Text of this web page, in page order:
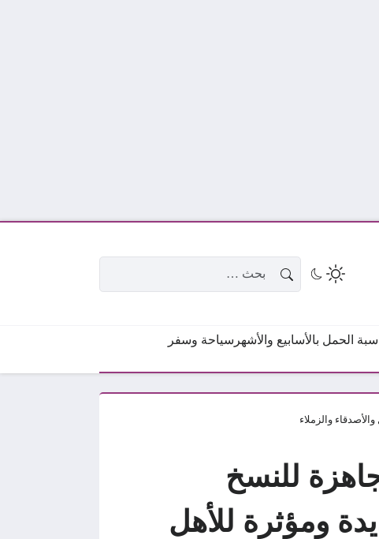
الحمل بالأسابيع والأشهر سياحة وسفر
2026 مكتوبة وجاهزة للنسخ
ومؤثرة للأهل